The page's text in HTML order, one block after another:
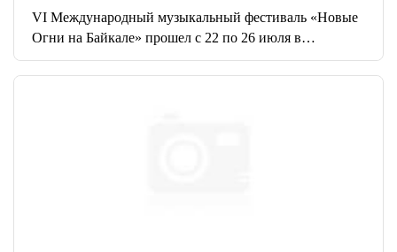
VI Международный музыкальный фестиваль «Новые
Огни на Байкале» прошел с 22 по 26 июля в…